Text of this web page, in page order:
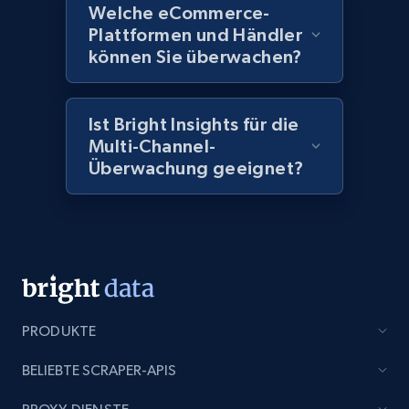
price, Currency, Availability, Reviews count, and
2.1K+ 375+ Jetzt anfangen
Amazon products global dataset - Collect
Amazon products by seller URL
Welche eCommerce-
Plattformen und Händler
können Sie überwachen?
Ist Bright Insights für die
Multi-Channel-
Überwachung geeignet?
PRODUKTE
BELIEBTE SCRAPER-APIS